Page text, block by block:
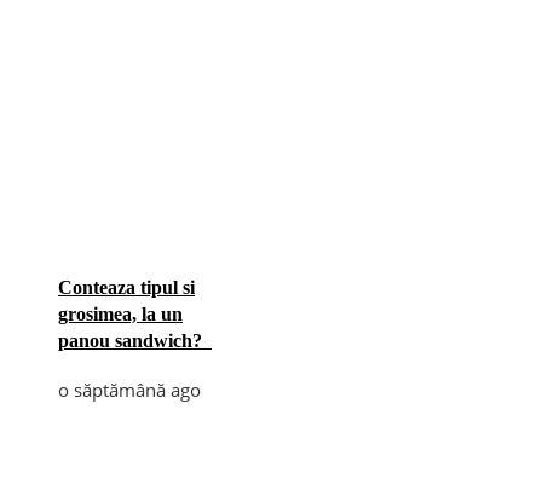
Conteaza tipul si
grosimea, la un
panou sandwich?
o săptămână ago